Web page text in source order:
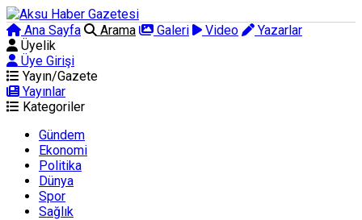
Ana Sayfa Arama Galeri Video
Yazarlar
Üyelik
Üye Girişi
Yayın/Gazete
Yayınlar
Kategoriler
Gündem
Ekonomi
Politika
Dünya
Spor
Sağlık